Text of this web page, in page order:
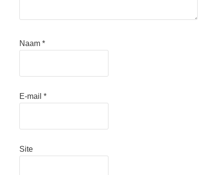
Naam *
E-mail *
Site